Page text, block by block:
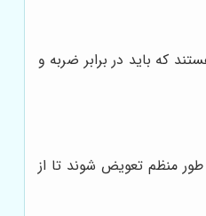
که باید در برابر ضربه و
طور منظم تعویض شوند تا از